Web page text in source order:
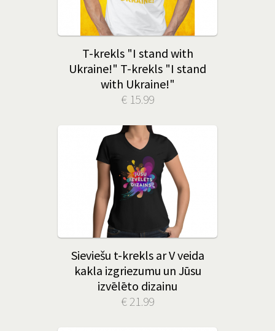
T-krekls "I stand with
Ukraine!" T-krekls "I stand
with Ukraine!"
€ 15.99
Sieviešu t-krekls ar V veida
kakla izgriezumu un Jūsu
izvēlēto dizainu
€ 21.99